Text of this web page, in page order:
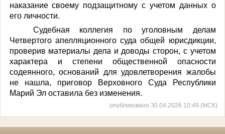
наказание своему подзащитному с учетом данных о
его личности.
Судебная коллегия по уголовным делам
Четвертого апелляционного суда общей юрисдикции,
проверив материалы дела и доводы сторон, с учетом
характера и степени общественной опасности
содеянного, оснований для удовлетворения жалобы
не нашла, приговор Верховного Суда Республики
Марий Эл оставила без изменения.
опубликовано 30.04.2026 10:49 (МСК)